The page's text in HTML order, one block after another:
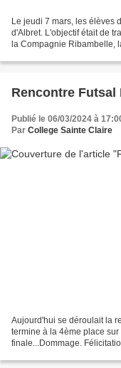
Le jeudi 7 mars, les élèves
d'Albret. L'objectif était de
la Compagnie Ribambelle,
Rencontre Futsal
Publié le 06/03/2024 à
Par College Sainte Claire
Aujourd'hui se déroulait la
termine à la 4ème place
finale...Dommage.